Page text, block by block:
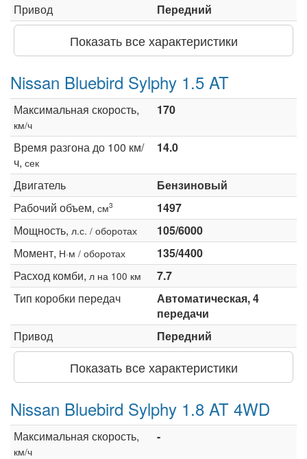
Привод
Передний
Показать все характеристики
Nissan Bluebird Sylphy 1.5 AT
Максимальная скорость,
км/ч
170
Время разгона до 100 км/
ч, сек
14.0
Двигатель
Бензиновый
Рабочий объем, см3
1497
Мощность, л.с. / оборотах
105/6000
Момент, Н·м / оборотах
135/4400
Расход комби, л на 100 км
7.7
Тип коробки передач
Автоматическая, 4
передачи
Привод
Передний
Показать все характеристики
Nissan Bluebird Sylphy 1.8 AT 4WD
Максимальная скорость,
км/ч
-